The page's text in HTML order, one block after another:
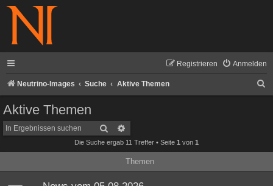
Anmelden
Registrieren
Neutrino-Images Suche Aktive Themen
Aktive Themen
Suche
Die Suche ergab 11 Treffer • Seite 1 von 1
Themen